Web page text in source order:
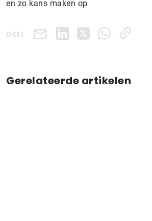
en zo kans maken op
DEEL
Gerelateerde artikelen